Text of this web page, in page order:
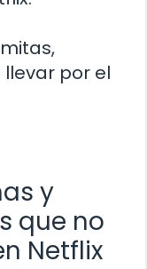
por el
y
que no
Netflix